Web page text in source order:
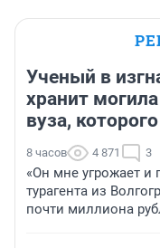
Ученый в
хранит
вуза,
8 часов 4 871 3
«Он мне угрожает и
турагента из
почти миллиона